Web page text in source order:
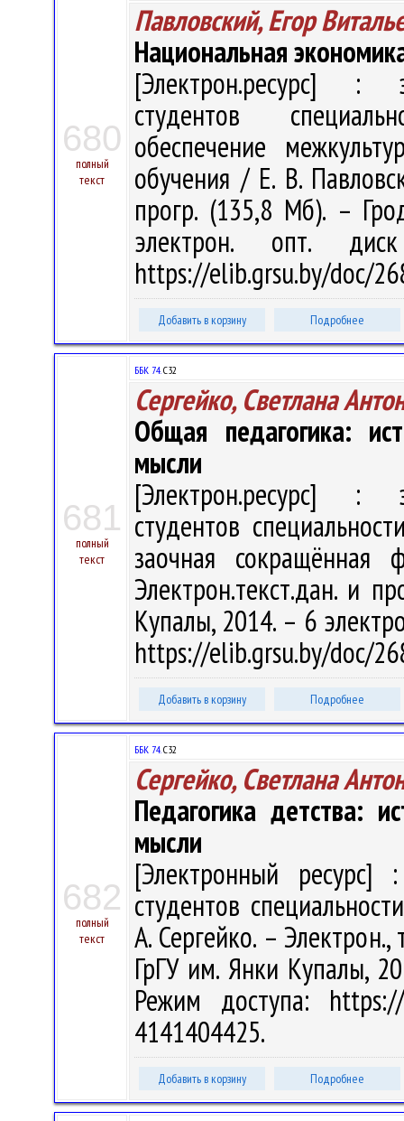
680
полный
текст
Павловский, Егор
Национальная
[Электрон.ресурс] :
студентов
обеспечение
обучения / Е. В.
прогр. (135,8 Мб). –
электрон. опт.
https://elib.grsu.by/doc/
Добавить в корзину Подробнее
681
полный
текст
ББК 74.С32
Сергейко, Светлана
Общая педагогика:
мысли
[Электрон.ресурс] :
студентов
заочная
Электрон.текст.дан. и
Купалы, 2014. – 6
https://elib.grsu.by/doc/
Добавить в корзину Подробнее
682
полный
текст
ББК 74.С32
Сергейко, Светлана
Педагогика детства:
мысли
[Электронный ресурс]
студентов
А. Сергейко. –
ГрГУ им. Янки Купалы,
Режим доступа:
4141404425.
Добавить в корзину Подробнее